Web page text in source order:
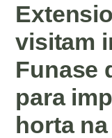
visitam
Funase
para
horta